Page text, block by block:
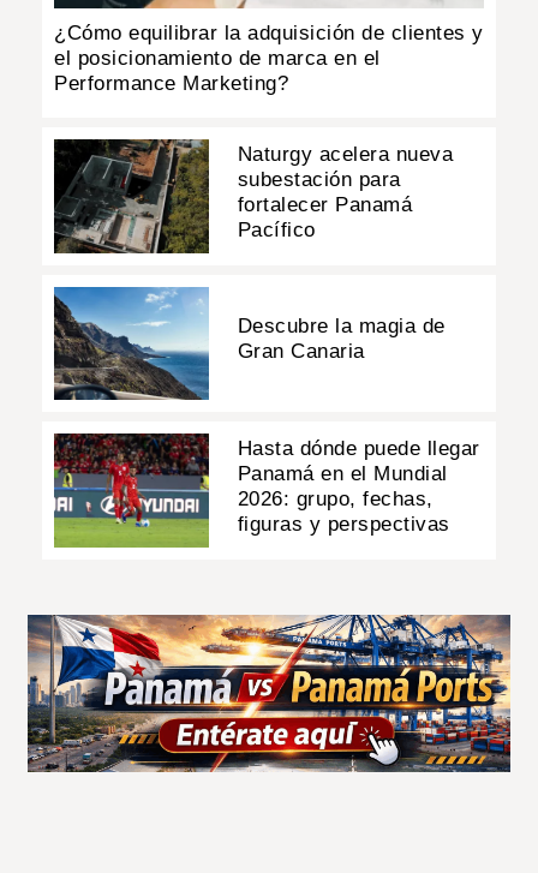
¿Cómo equilibrar la adquisición de clientes y
el posicionamiento de marca en el
Performance Marketing?
Naturgy acelera nueva
subestación para
fortalecer Panamá
Pacífico
Descubre la magia de
Gran Canaria
Hasta dónde puede llegar
Panamá en el Mundial
2026: grupo, fechas,
figuras y perspectivas